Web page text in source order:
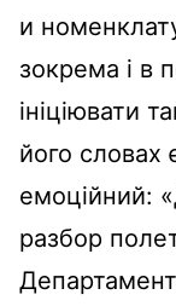
и
зокрема і в
ініціювати
його словах
емоційний:
разбор